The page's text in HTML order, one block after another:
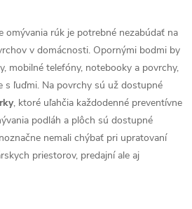
omývania rúk je potrebné nezabúdať na
v domácnosti. Opornými bodmi by
mobilné telefóny, notebooky a povrchy,
s ľuďmi. Na povrchy sú už dostupné
, ktoré uľahčia každodenné preventívne
podláh a plôch sú dostupné
nemali chýbať pri upratovaní
priestorov, predajní ale aj